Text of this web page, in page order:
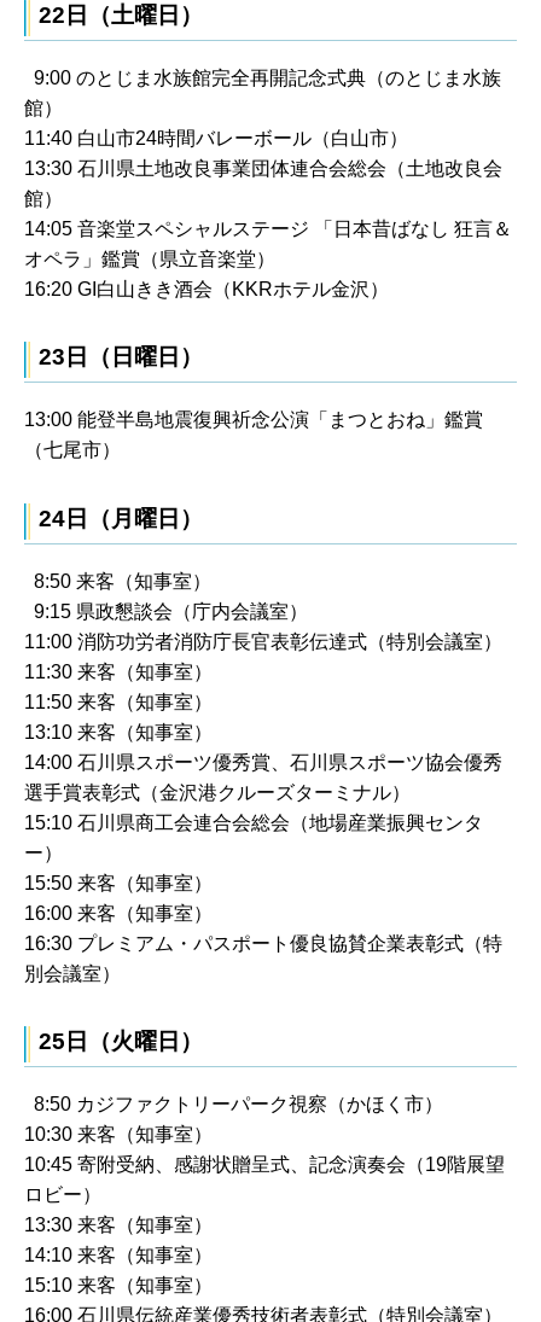
22日（土曜日）
9:00 のとじま水族館完全再開記念式典（のとじま水族
館）
11:40 白山市24時間バレーボール（白山市）
13:30 石川県土地改良事業団体連合会総会（土地改良会
館）
14:05 音楽堂スペシャルステージ 「日本昔ばなし 狂言＆
オペラ」鑑賞（県立音楽堂）
16:20 GI白山きき酒会（KKRホテル金沢）
23日（日曜日）
13:00 能登半島地震復興祈念公演「まつとおね」鑑賞
（七尾市）
24日（月曜日）
8:50 来客（知事室）
9:15 県政懇談会（庁内会議室）
11:00 消防功労者消防庁長官表彰伝達式（特別会議室）
11:30 来客（知事室）
11:50 来客（知事室）
13:10 来客（知事室）
14:00 石川県スポーツ優秀賞、石川県スポーツ協会優秀
選手賞表彰式（金沢港クルーズターミナル）
15:10 石川県商工会連合会総会（地場産業振興センタ
ー）
15:50 来客（知事室）
16:00 来客（知事室）
16:30 プレミアム・パスポート優良協賛企業表彰式（特
別会議室）
25日（火曜日）
8:50 カジファクトリーパーク視察（かほく市）
10:30 来客（知事室）
10:45 寄附受納、感謝状贈呈式、記念演奏会（19階展望
ロビー）
13:30 来客（知事室）
14:10 来客（知事室）
15:10 来客（知事室）
16:00 石川県伝統産業優秀技術者表彰式（特別会議室）